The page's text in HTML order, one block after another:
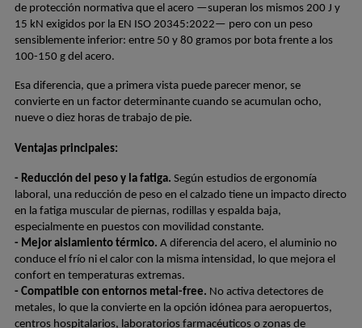
de protección normativa que el acero —superan los mismos 200 J y
15 kN exigidos por la EN ISO 20345:2022— pero con un peso
sensiblemente inferior: entre 50 y 80 gramos por bota frente a los
100-150 g del acero.
Esa diferencia, que a primera vista puede parecer menor, se
convierte en un factor determinante cuando se acumulan ocho,
nueve o diez horas de trabajo de pie.
Ventajas principales:
- Reducción del peso y la fatiga. Según estudios de ergonomía
laboral, una reducción de peso en el calzado tiene un impacto directo
en la fatiga muscular de piernas, rodillas y espalda baja,
especialmente en puestos con movilidad constante.
- Mejor aislamiento térmico. A diferencia del acero, el aluminio no
conduce el frío ni el calor con la misma intensidad, lo que mejora el
confort en temperaturas extremas.
- Compatible con entornos metal-free. No activa detectores de
metales, lo que la convierte en la opción idónea para aeropuertos,
centros hospitalarios, laboratorios farmacéuticos o zonas de